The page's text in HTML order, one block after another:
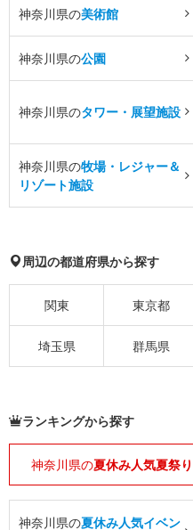
神奈川県の美術館
神奈川県の公園
神奈川県のタワー・展望施設
神奈川県の牧場・レジャー＆
リゾート施設
周辺の都道府県から探す
関東 東京都
埼玉県 群馬県
ランキングから探す
神奈川県の夏休み人気夏祭り
神奈川県の夏休み人気イベン